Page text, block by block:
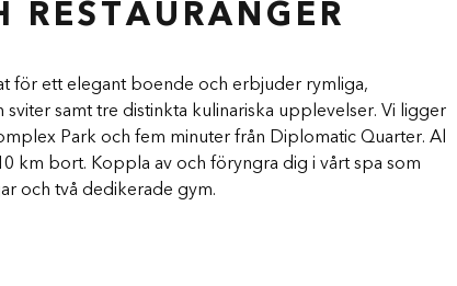
RESTAURANGER
för ett elegant boende och erbjuder rymliga,
sviter samt tre distinkta kulinariska upplevelser. Vi ligger
Park och fem minuter från Diplomatic Quarter. Al
km bort. Koppla av och föryngra dig i vårt spa som
och två dedikerade gym.